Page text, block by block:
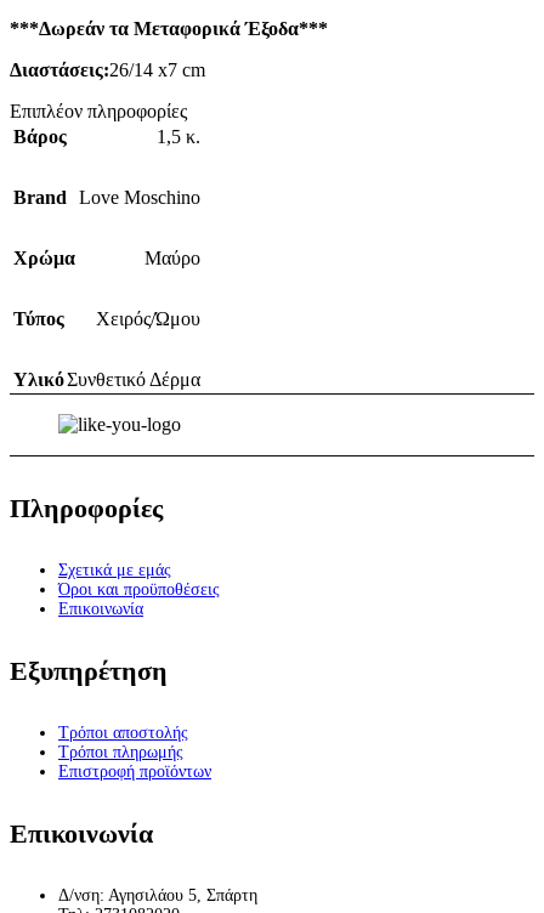
***Δωρεάν τα Μεταφορικά Έξοδα***
Διαστάσεις:26/14 x7 cm
Επιπλέον πληροφορίες
Βάρος
1,5 κ.
Brand Love Moschino
Χρώμα Μαύρο
Τύπος Χειρός/Ώμου
ΥλικόΣυνθετικό Δέρμα
Πληροφορίες
Σχετικά με εμάς
Όροι και προϋποθέσεις
Επικοινωνία
Εξυπηρέτηση
Τρόποι αποστολής
Τρόποι πληρωμής
Επιστροφή προϊόντων
Επικοινωνία
Δ/νση: Αγησιλάου 5, Σπάρτη